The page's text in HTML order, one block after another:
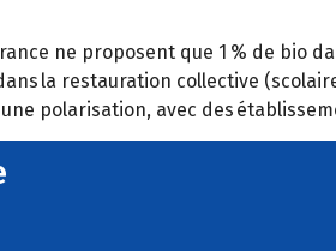
ne proposent que 1 % de bio
la restauration collective
polarisation, avec des